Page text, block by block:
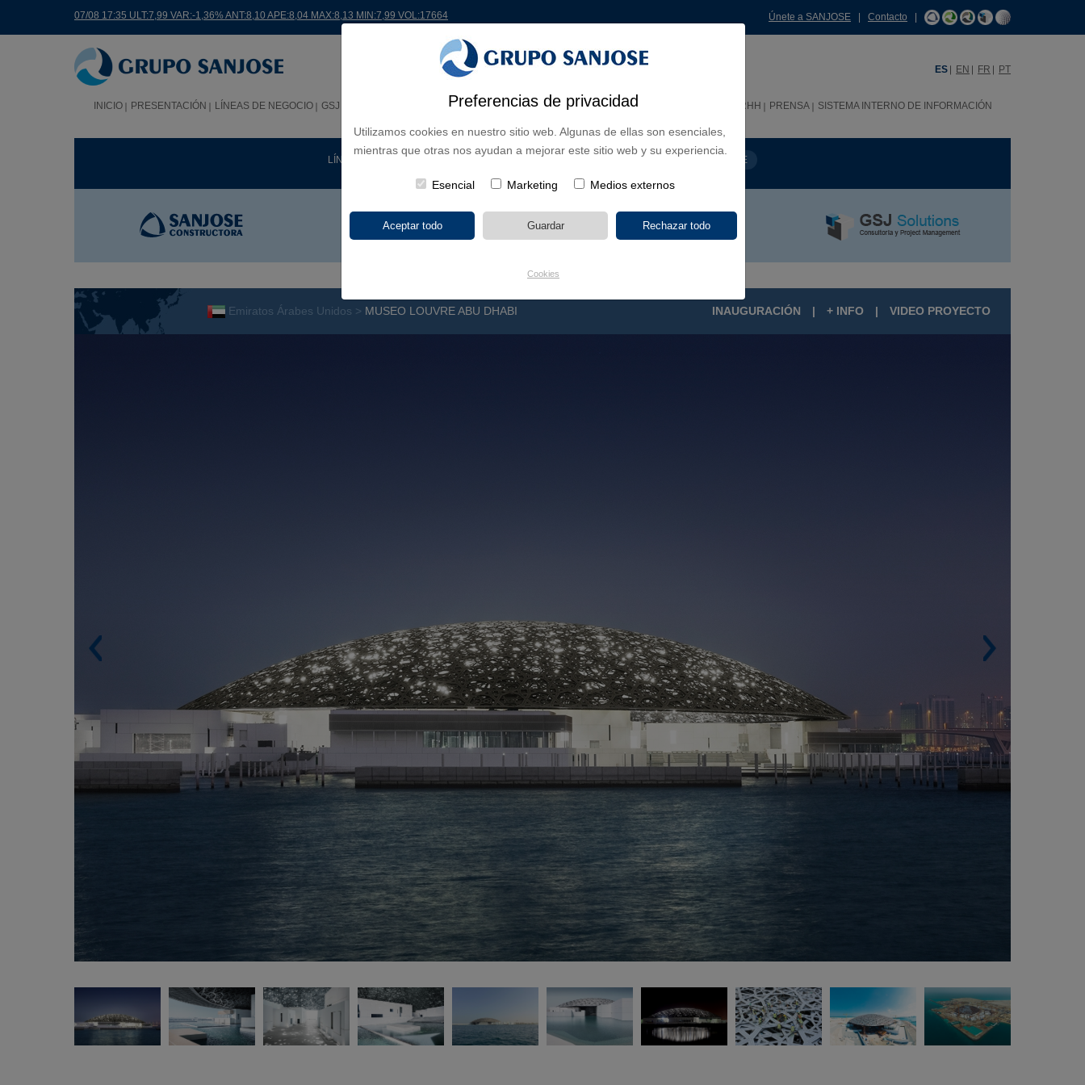
Preferencias de privacidad
Utilizamos cookies en nuestro sitio web. Algunas de ellas son esenciales,
mientras que otras nos ayudan a mejorar este sitio web y su experiencia.
Esencial Marketing Medios externos
Cookies
07/08 17:35 ULT:7,99 VAR:-1,36% ANT:8,10 APE:8,04 MAX:8,13 MIN:7,99 VOL:17664 Únete a SANJOSE Contacto
ES EN FR PT
INICIO PRESENTACIÓN LÍNEAS DE NEGOCIO GSJ EN EL MUNDO PROYECTOS ACCIONISTAS E INVERSORES INNOVACIÓN RRHH PRENSA SISTEMA INTERNO DE INFORMACIÓN
LÍNEA DE NEGOCIO CONTINENTES TIPOLOGÍA DE OBRA POR NOMBRE
Emiratos Árabes Unidos > MUSEO LOUVRE ABU DHABI INAUGURACIÓN | + INFO | VIDEO PROYECTO
> Superficie construida. 97.000 m².
> Edificios. 55.
> Galerías de Arte. 9.200 m².
> Arquitecto. Jean Nouvel (Premio Pritzker).
* Certificación LEED Plata.
* Premios MEED Projects Awards 2018. El Museo
Louvre Abu Dhabi fue galardonado en la
ceremonia realizada en Dubai con tres
importantes premios: UAE National Winner 2018 /
Premio Nacional de Emiratos Árabes Unidos
2018, Leisure and Tourism Project of the Year /
Proyecto de Ocio y Turismo del Año y MEED
Quality Project of the Year / MEED Proyecto de
Calidad del Año.
* Premio “European Steel Design Awards 2017”.
Galardón que la Convención Europea para la